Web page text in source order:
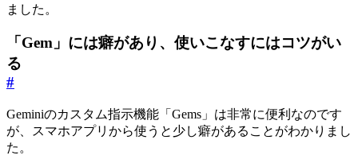
ました。
「Gem」には癖があり、使いこなすにはコツがい
る
#
Geminiのカスタム指示機能「Gems」は非常に便利なのです
が、スマホアプリから使うと少し癖があることがわかりまし
た。